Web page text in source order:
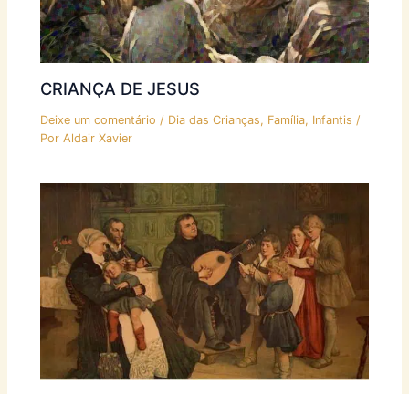
CRIANÇA DE JESUS
Deixe um comentário / Dia das Crianças, Família, Infantis /
PorAldair Xavier